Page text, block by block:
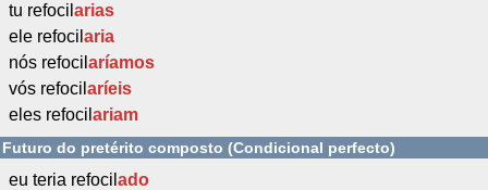
tu refocil arias
ele refocil aria
nós refocil aríamos
vós refocil aríeis
eles refocil ariam
Futuro do pretérito composto (Condicional perfecto)
eu teria refocil ado